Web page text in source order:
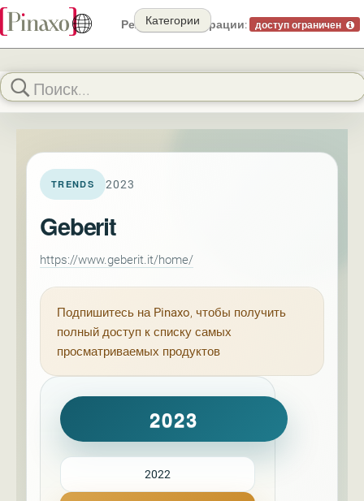
Режим демонстрации: доступ ограничен
Категории
TRENDS 2023
Geberit
https://www.geberit.it/home/
Подпишитесь на Pinaxo, чтобы получить
полный доступ к списку самых
просматриваемых продуктов
2023
2022